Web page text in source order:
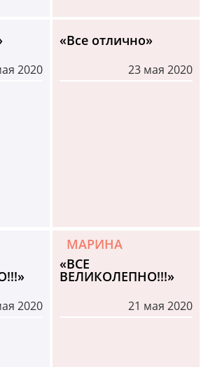
2020
«Все отлично»
23 мая 2020
2020
МАРИНА
«ВСЕ
ВЕЛИКОЛЕПНО!!!»
21 мая 2020